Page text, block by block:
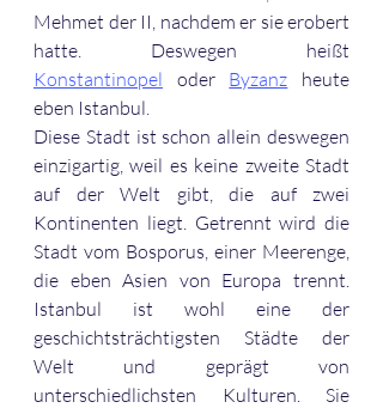
Mehmet der II, nachdem er sie erobert
Konstantinopel oder Byzanz heute
eben Istanbul.
Diese Stadt ist schon allein deswegen
einzigartig, weil es keine zweite Stadt
auf der Welt gibt, die auf zwei
Kontinenten liegt. Getrennt wird die
Stadt vom Bosporus, einer Meerenge,
die eben Asien von Europa trennt.
Istanbul ist wohl eine der
geschichtsträchtigsten Städte der
Welt und geprägt von
unterschiedlichsten Kulturen. Sie